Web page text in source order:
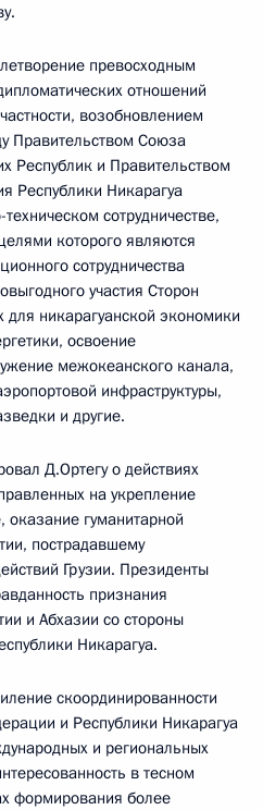
превосходным
отношений
возобновлением
Правительством Союза
Республик и Правительством
Республики Никарагуа
сотрудничестве,
которого являются
сотрудничества
участия Сторон
никарагуанской экономики
освоение
межокеанского канала,
инфраструктуры,
и другие.
Д.Ортегу о действиях
на укрепление
оказание гуманитарной
пострадавшему
Грузии. Президенты
признания
и Абхазии со стороны
Никарагуа.
скоординированности
и Республики Никарагуа
и региональных
в тесном
формирования более